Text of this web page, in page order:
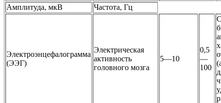
Амплитуда, мкВ
Частота, Гц
Электроэнцефалограмма
(ЭЭГ)
Электрическая
активность
головного мозга
5—10
0,5
—
100